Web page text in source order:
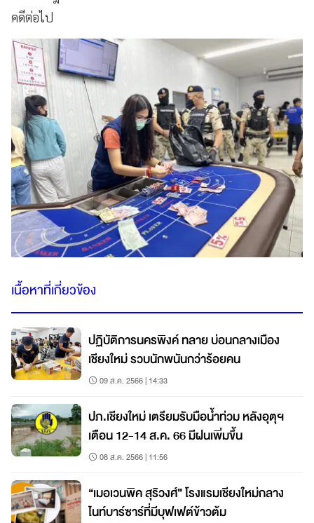
คดีต่อไป
เนื้อหาที่เกี่ยวข้อง
ปฏิบัติการนครพิงค์ ทลาย บ่อนกลางเมือง
เชียงใหม่ รวบนักพนันกว่าร้อยคน
09 ส.ค. 2566 | 14:33
ปภ.เชียงใหม่ เตรียมรับมือน้ำท่วม หลังอุตุฯ
เตือน 12-14 ส.ค. 66 มีฝนเพิ่มขึ้น
08 ส.ค. 2566 | 11:56
“เมอเวนพิค สุริวงศ์” โรงแรมเชียงใหม่กลาง
ไนท์บาร์ซาร์ที่มีบุฟเฟต์ข้าวต้ม